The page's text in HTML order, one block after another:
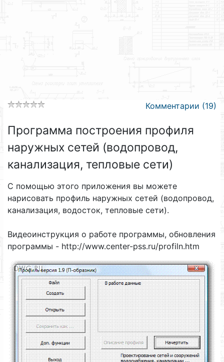
Комментарии (19)
Программа построения профиля
наружных сетей (водопровод,
канализация, тепловые сети)
С помощью этого приложения вы можете
нарисовать профиль наружных сетей (водопровод,
канализация, водосток, тепловые сети).
Видеоинструкция о работе программы, обновления
программы - http://www.center-pss.ru/profiln.htm